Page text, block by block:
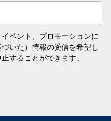
ベント、プロモーションに
いた）情報の受信を希望し
することができます。